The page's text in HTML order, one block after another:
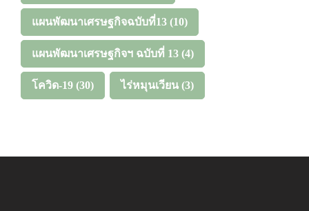
แผนพัฒนาเศรษฐกิจฉบับที่13 (10)
แผนพัฒนาเศรษฐกิจฯ ฉบับที่ 13 (4)
โควิด-19 (30) ไร่หมุนเวียน (3)